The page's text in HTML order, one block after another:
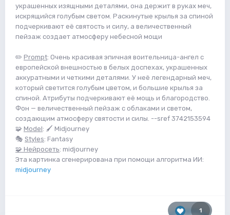
украшенных изящными деталями, она держит в руках меч,
искрящийся голубым светом. Раскинутые крылья за спиной
подчеркивают её святость и силу, а величественный
пейзаж создает атмосферу небесной мощи
✏️ Prompt: Очень красивая эпичная воительница-ангел с
европейской внешностью в белых доспехах, украшенных
аккуратными и четкими деталями. У неё легендарный меч,
который светится голубым цветом, и большие крылья за
спиной. Атрибуты подчеркивают её мощь и благородство.
Фон — величественный пейзаж с облаками и светом,
создающим атмосферу святости и силы. --sref 3742153594
🧩 Model: 🖌 Midjourney
🎭 Styles: Fantasy
🧩 Нейросеть: midjourney
Эта картинка сгенерирована при помощи алгоритма ИИ:
midjourney
1